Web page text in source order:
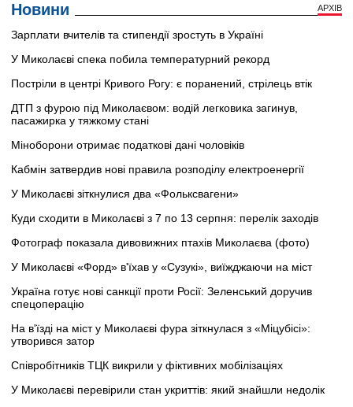
Новини АРХІВ
Зарплати вчителів та стипендії зростуть в Україні
У Миколаєві спека побила температурний рекорд
Постріли в центрі Кривого Рогу: є поранений, стрілець втік
ДТП з фурою під Миколаєвом: водій легковика загинув,
пасажирка у тяжкому стані
Міноборони отримає податкові дані чоловіків
Кабмін затвердив нові правила розподілу електроенергії
У Миколаєві зіткнулися два «Фольксвагени»
Куди сходити в Миколаєві з 7 по 13 серпня: перелік заходів
Фотограф показала дивовижних птахів Миколаєва (фото)
У Миколаєві «Форд» в'їхав у «Сузукі», виїжджаючи на міст
Україна готує нові санкції проти Росії: Зеленський доручив
спецоперацію
На в'їзді на міст у Миколаєві фура зіткнулася з «Міцубісі»:
утворився затор
Співробітників ТЦК викрили у фіктивних мобілізаціях
У Миколаєві перевірили стан укриттів: який знайшли недолік